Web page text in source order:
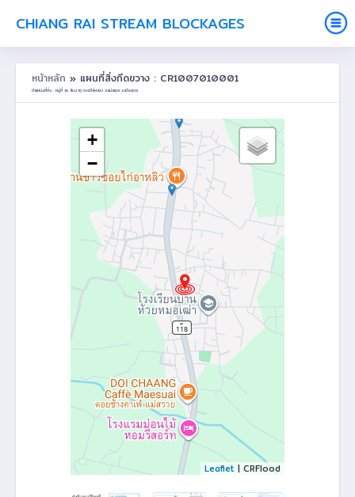
CHIANG RAI STREAM BLOCKAGES
หน้าหลัก » แผนที่สิ่งกีดขวาง : CR1007010001
ตำแหน่งที่ตั้ง : หมู่ที่ 10 สันธาตุ ต.เจดีย์หลวง อ.แม่สรวย จ.เชียงราย
+
−
Leaflet | CRFlood